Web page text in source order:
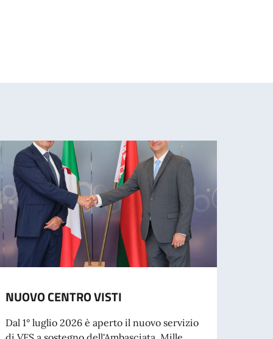
NUOVO CENTRO VISTI
Dal 1° luglio 2026 è aperto il nuovo servizio